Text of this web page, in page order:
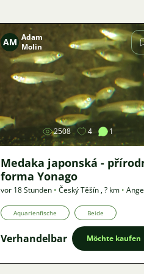
Bild
AM Adam
Molin
2508 4 1
Medaka japonská -
forma Yonago
vor 18 Stunden • Český Těšín ,? km •
Aquarienfische Beide
Verhandelbar Möchte kaufen